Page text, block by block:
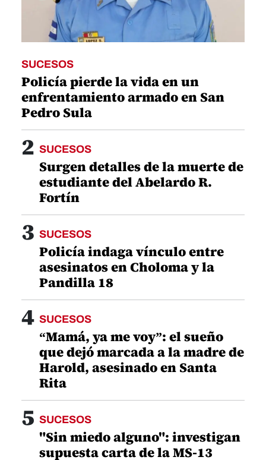
SUCESOS
Policía pierde la vida en un
enfrentamiento armado en San
Pedro Sula
2 SUCESOS
Surgen detalles de la muerte de
estudiante del Abelardo R.
Fortín
3 SUCESOS
Policía indaga vínculo entre
asesinatos en Choloma y la
Pandilla 18
4 SUCESOS
“Mamá, ya me voy”: el sueño
que dejó marcada a la madre de
Harold, asesinado en Santa
Rita
5 SUCESOS
"Sin miedo alguno": investigan
supuesta carta de la MS-13